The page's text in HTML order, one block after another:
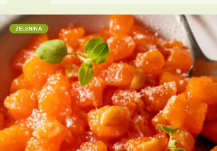
ZELENINA